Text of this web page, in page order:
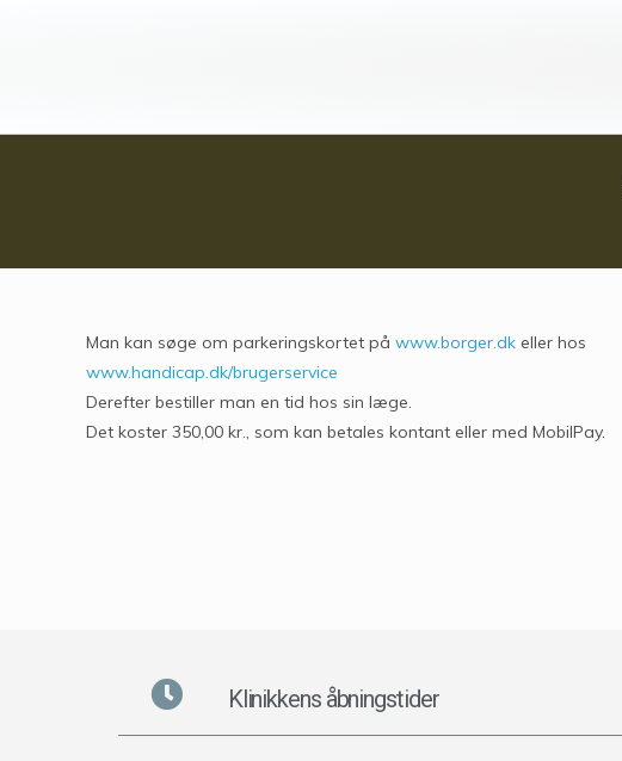
Man kan søge om parkeringskortet på www.borger.dk eller hos
www.handicap.dk/brugerservice
Derefter bestiller man en tid hos sin læge.
Det koster 350,00 kr., som kan betales kontant eller med MobilPay.
Klinikkens åbningstider